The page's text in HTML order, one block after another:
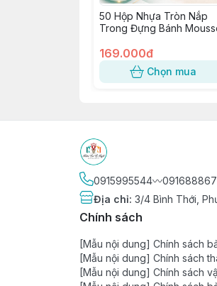
50 Hộp Nhựa Tròn Nắp
Trong Đựng Bánh
Xoài ~ W120, 8117, 117-8
169.000đ
Chọn mua
0915995544〰️
Địa chỉ: 3/4 Bình Thới,
Chính sách
[Mẫu nội dung] Chính sách
[Mẫu nội dung] Chính sách
[Mẫu nội dung] Chính sách